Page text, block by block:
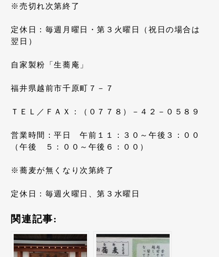
※売切れ次第終了
定休日：毎週月曜日・第３火曜日（祝日の場合は
翌日）
自家製粉「生蕎庵」
福井県越前市千原町７－７
ＴＥＬ／ＦＡＸ：（０７７８）－４２－０５８９
営業時間：平日 午前１１：３０～午後３：００
（午後 ５：００～午後６：００）
※蕎麦が無くなり次第終了
定休日：毎週火曜日、第３水曜日
関連記事: